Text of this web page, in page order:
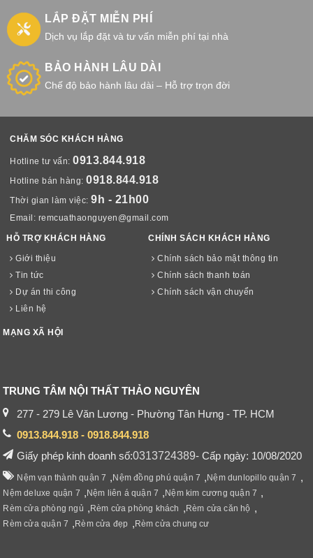
LẮP ĐẶT MIỄN PHÍ
Dịch vụ lắp đặt và tư vấn miễn phí tại nhà
BẢO HÀNH LÂU DÀI
Chế độ bảo hành lâu dài – Hỗ trợ trọn đời
CHĂM SÓC KHÁCH HÀNG
Hotline tư vấn:0913.844.918
Hotline bán hàng:0918.844.918
Thời gian làm việc:9h - 21h00
Email: remcuathaonguyen@gmail.com
HỖ TRỢ KHÁCH HÀNG
Giới thiệu
Tin tức
Dự án thi công
Liên hệ
CHÍNH SÁCH KHÁCH HÀNG
Chính sách bảo mật thông tin
Chính sách thanh toán
Chính sách vận chuyển
MẠNG XÃ HỘI
TRUNG TÂM NỘI THẤT THẢO NGUYÊN
277 - 279 Lê Văn Lương - Phường Tân Hưng - TP. HCM
0913.844.918 - 0918.844.918
Giấy phép kinh doanh số:0313724389- Cấp ngày: 10/08/2020
Nệm vạn thành quận 7 , Nệm đồng phú quận 7 , Nệm dunlopillo quận 7 ,
Nệm deluxe quận 7 , Nệm liên á quận 7 , Nệm kim cương quận 7 ,
Rèm cửa phòng ngủ , Rèm cửa phòng khách , Rèm cửa căn hộ ,
Rèm cửa quận 7 , Rèm cửa đẹp , Rèm cửa chung cư